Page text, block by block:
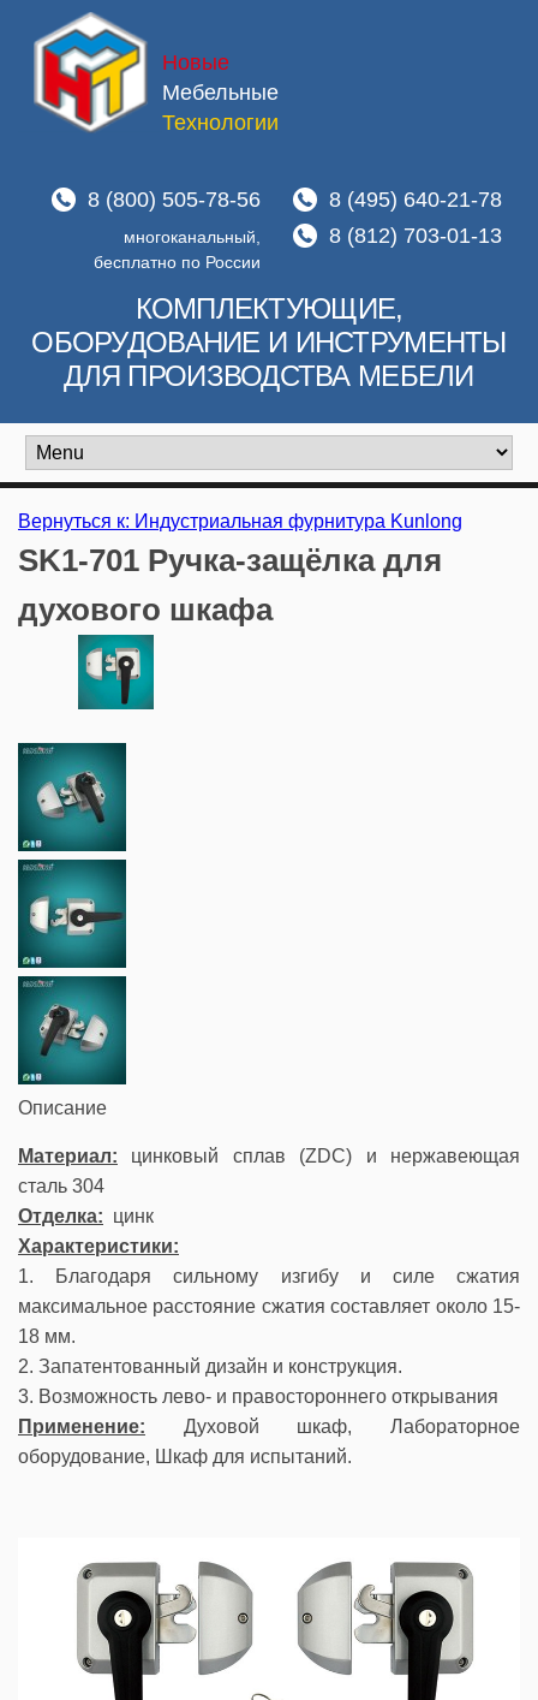
Новые
Мебельные
Технологии
8 (800) 505-78-56
многоканальный,
бесплатно по России
8 (495) 640-21-78
8 (812) 703-01-13
КОМПЛЕКТУЮЩИЕ,
ОБОРУДОВАНИЕ И ИНСТРУМЕНТЫ
ДЛЯ ПРОИЗВОДСТВА МЕБЕЛИ
Вернуться к: Индустриальная фурнитура Kunlong
SK1-701 Ручка-защёлка для
духового шкафа
Описание
Материал: цинковый сплав (ZDC) и нержавеющая
сталь 304
Отделка: цинк
Характеристики:
1. Благодаря сильному изгибу и силе сжатия
максимальное расстояние сжатия составляет около 15-
18 мм.
2. Запатентованный дизайн и конструкция.
3. Возможность лево- и правостороннего открывания
Применение: Духовой шкаф, Лабораторное
оборудование, Шкаф для испытаний.